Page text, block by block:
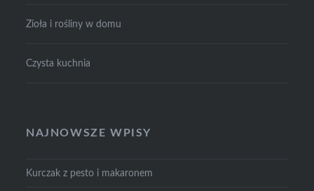
Zioła i rośliny w domu
Czysta kuchnia
NAJNOWSZE WPISY
Kurczak z pesto i makaronem